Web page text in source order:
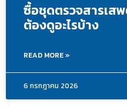
ซื้อชุดตรวจสารเส
ต้องดูอะไรบ้าง
READ MORE »
6 กรกฎาคม 2026